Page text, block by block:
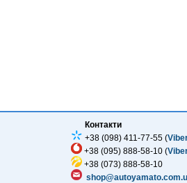
Контакти
+38 (098) 411-77-55 (
+38 (095) 888-58-10 (
+38 (073) 888-58-10